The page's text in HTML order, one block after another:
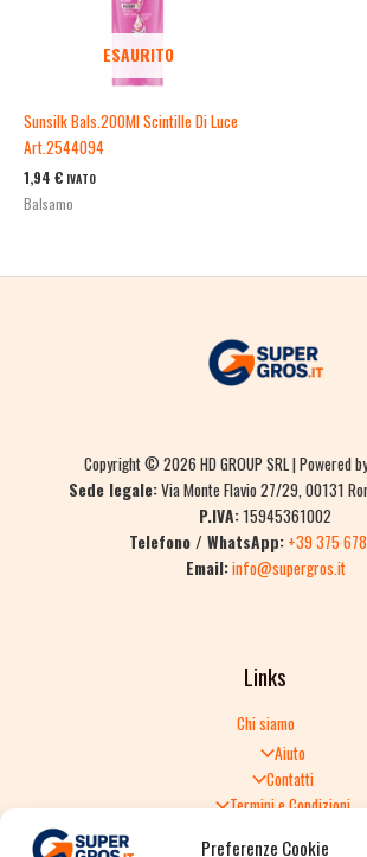
Preferenze Cookie
ESAURITO
Sunsilk Bals.200Ml Scintille Di Luce
Art.2544094
1,94 € IVATO
Balsamo
Copyright © 2026 HD GROUP SRL | Powered
Sede legale:Via Monte Flavio 27/29, 00131
P.IVA:15945361002
Telefono / WhatsApp: +39 375
Email:info@supergros.it
Links
Chi siamo
Aiuto
Contatti
Termini e Condizioni